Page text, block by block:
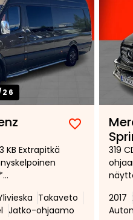
26
Lisää
suosikiksi
Poista
KB Extrapitkä
*
2+4 istuimet
Takaveto
Jatko-ohjaamo
319
2017